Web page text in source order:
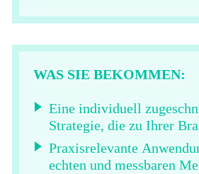
WAS SIE BEKOMMEN:
Eine individuell
Strategie, die zu Ihrer
Praxisrelevante
echten und messbaren